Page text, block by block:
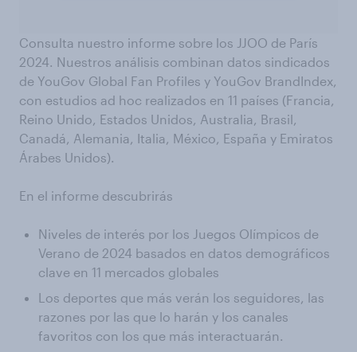
Consulta nuestro informe sobre los JJOO de París
2024. Nuestros análisis combinan datos sindicados
de YouGov Global Fan Profiles y YouGov BrandIndex,
con estudios ad hoc realizados en 11 países (Francia,
Reino Unido, Estados Unidos, Australia, Brasil,
Canadá, Alemania, Italia, México, España y Emiratos
Árabes Unidos).
En el informe descubrirás
Niveles de interés por los Juegos Olímpicos de
Verano de 2024 basados en datos demográficos
clave en 11 mercados globales
Los deportes que más verán los seguidores, las
razones por las que lo harán y los canales
favoritos con los que más interactuarán.